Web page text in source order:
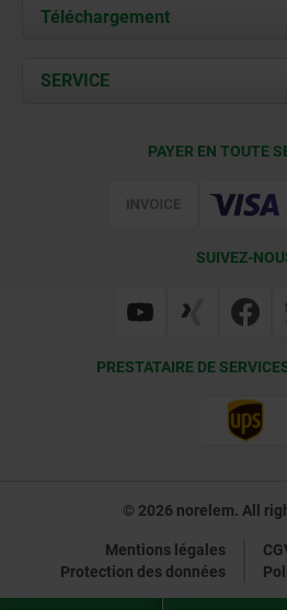
À propos de nous
Contact
Téléchargement
Documents
SERVICE
PAYER EN TOUTE
SUIVEZ-
PRESTATAIRE DE
© 2026 norelem. All
Mentions légales
Protection des données